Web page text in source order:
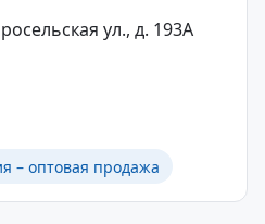
ул., д. 193А
– оптовая продажа